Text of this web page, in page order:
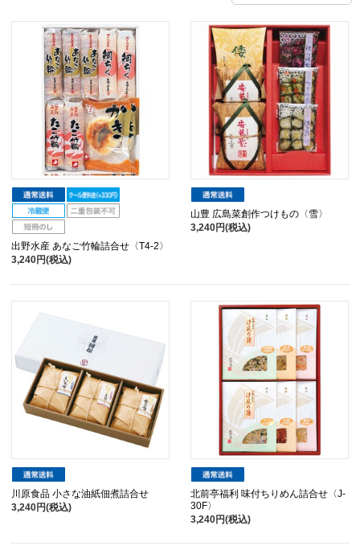
出野水産 あなご竹輪詰合せ〈T4-2〉
3,240円(税込)
山豊 広島菜創作つけもの〈雪〉
3,240円(税込)
川原食品 小さな油紙佃煮詰合せ
3,240円(税込)
北前亭福利 味付ちりめん詰合せ〈J-
30F〉
3,240円(税込)